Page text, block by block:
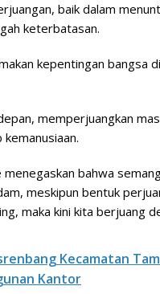
baik dalam
keterbatasan.
kepentingan bangsa
memperjuangkan
menegaskan bahwa
meskipun bentuk
maka kini kita berjuang
Kecamatan
Kantor